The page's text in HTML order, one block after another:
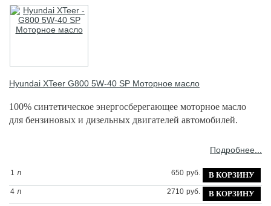
Hyundai XTeer G800 5W-40 SP Моторное масло
100% синтетическое энергосберегающее моторное масло
для бензиновых и дизельных двигателей автомобилей.
Подробнее...
1 л 650 руб.
4 л 2710 руб.